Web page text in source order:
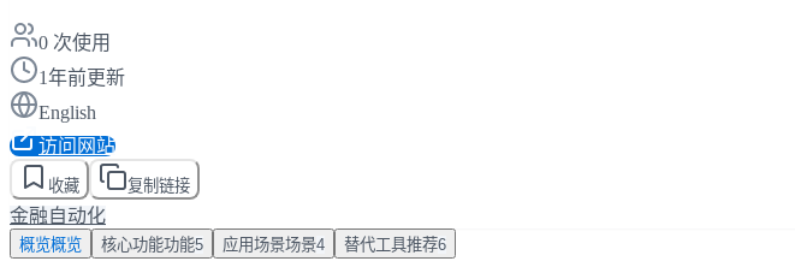
0 次使用
1年前更新
English
访问网站
收藏 复制链接
金融自动化
概览概览 核心功能功能5 应用场景场景4 替代工具推荐6